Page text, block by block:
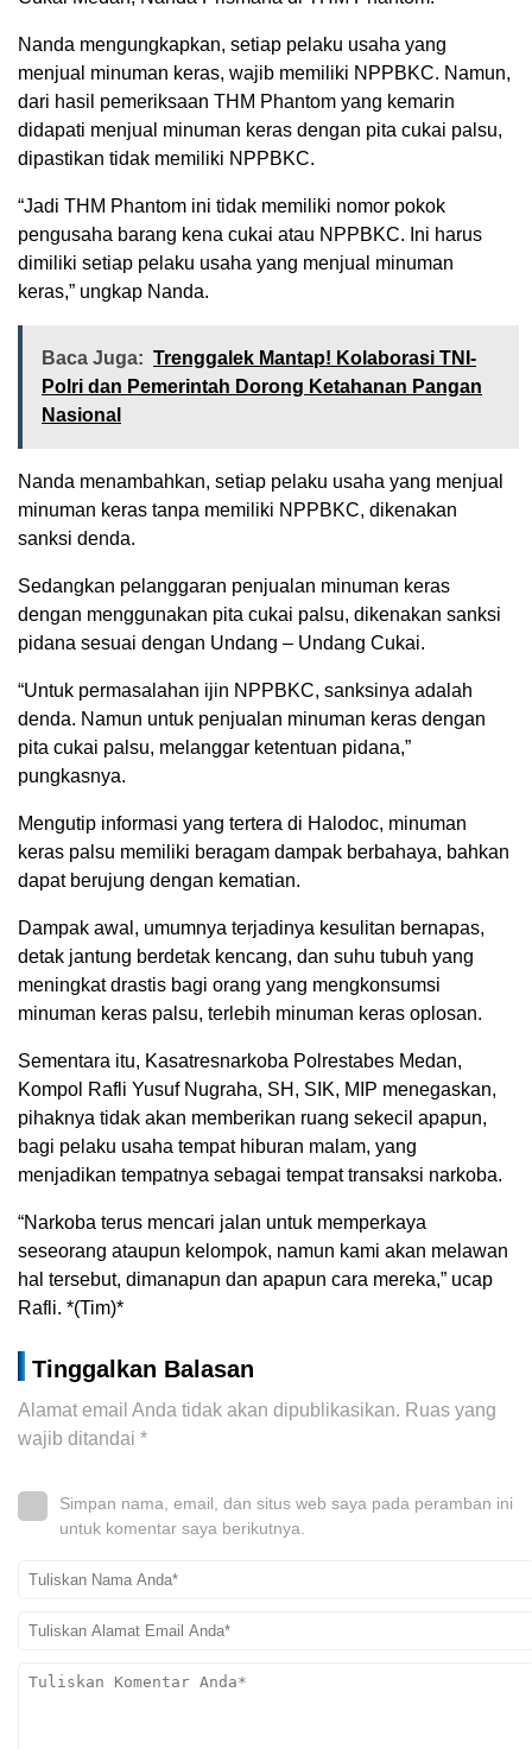
Nanda mengungkapkan, setiap pelaku usaha yang
menjual minuman keras, wajib memiliki NPPBKC. Namun,
dari hasil pemeriksaan THM Phantom yang kemarin
didapati menjual minuman keras dengan pita cukai palsu,
dipastikan tidak memiliki NPPBKC.
“Jadi THM Phantom ini tidak memiliki nomor pokok
pengusaha barang kena cukai atau NPPBKC. Ini harus
dimiliki setiap pelaku usaha yang menjual minuman
keras,” ungkap Nanda.
Baca Juga: Trenggalek Mantap! Kolaborasi TNI-
Polri dan Pemerintah Dorong Ketahanan Pangan
Nasional
Nanda menambahkan, setiap pelaku usaha yang menjual
minuman keras tanpa memiliki NPPBKC, dikenakan
sanksi denda.
Sedangkan pelanggaran penjualan minuman keras
dengan menggunakan pita cukai palsu, dikenakan sanksi
pidana sesuai dengan Undang – Undang Cukai.
“Untuk permasalahan ijin NPPBKC, sanksinya adalah
denda. Namun untuk penjualan minuman keras dengan
pita cukai palsu, melanggar ketentuan pidana,”
pungkasnya.
Mengutip informasi yang tertera di Halodoc, minuman
keras palsu memiliki beragam dampak berbahaya, bahkan
dapat berujung dengan kematian.
Dampak awal, umumnya terjadinya kesulitan bernapas,
detak jantung berdetak kencang, dan suhu tubuh yang
meningkat drastis bagi orang yang mengkonsumsi
minuman keras palsu, terlebih minuman keras oplosan.
Sementara itu, Kasatresnarkoba Polrestabes Medan,
Kompol Rafli Yusuf Nugraha, SH, SIK, MIP menegaskan,
pihaknya tidak akan memberikan ruang sekecil apapun,
bagi pelaku usaha tempat hiburan malam, yang
menjadikan tempatnya sebagai tempat transaksi narkoba.
“Narkoba terus mencari jalan untuk memperkaya
seseorang ataupun kelompok, namun kami akan melawan
hal tersebut, dimanapun dan apapun cara mereka,” ucap
Rafli. *(Tim)*
Tinggalkan Balasan
Alamat email Anda tidak akan dipublikasikan. Ruas yang
wajib ditandai *
Simpan nama, email, dan situs web saya pada peramban ini
untuk komentar saya berikutnya.